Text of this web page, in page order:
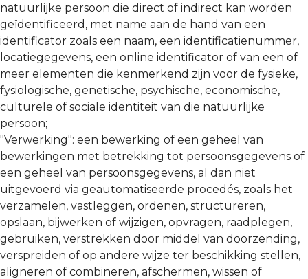
natuurlijke persoon die direct of indirect kan worden
geïdentificeerd, met name aan de hand van een
identificator zoals een naam, een identificatienummer,
locatiegegevens, een online identificator of van een of
meer elementen die kenmerkend zijn voor de fysieke,
fysiologische, genetische, psychische, economische,
culturele of sociale identiteit van die natuurlijke
persoon;
"Verwerking": een bewerking of een geheel van
bewerkingen met betrekking tot persoonsgegevens of
een geheel van persoonsgegevens, al dan niet
uitgevoerd via geautomatiseerde procedés, zoals het
verzamelen, vastleggen, ordenen, structureren,
opslaan, bijwerken of wijzigen, opvragen, raadplegen,
gebruiken, verstrekken door middel van doorzending,
verspreiden of op andere wijze ter beschikking stellen,
aligneren of combineren, afschermen, wissen of